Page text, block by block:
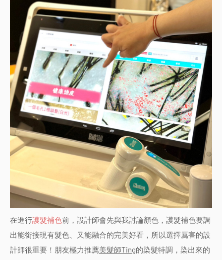
在進行護髮補色前，設計師會先與我討論顏色，護髮補色要調
出能銜接現有髮色、又能融合的完美好看，所以選擇厲害的設
計師很重要！朋友極力推薦美髮師Ting的染髮特調，染出來的